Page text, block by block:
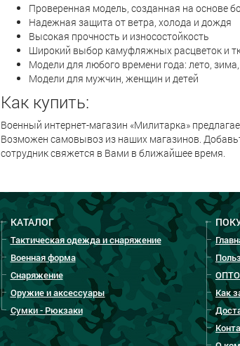
Проверенная модель, созданная на основе
Надежная защита от ветра, холода и дождя
Высокая прочность и износостойкость
Широкий выбор камуфляжных расцветок и
Модели для любого времени года: лето,
Модели для мужчин, женщин и детей
Как купить:
Военный интернет-магазин «Милитарка»
Возможен самовывоз из наших магазинов.
сотрудник свяжется в Вами в ближайшее время.
КАТАЛОГ
Тактическая одежда и снаряжение
Военная форма
Снаряжение
Оружие и аксессуары
Сумки - Рюкзаки
Как